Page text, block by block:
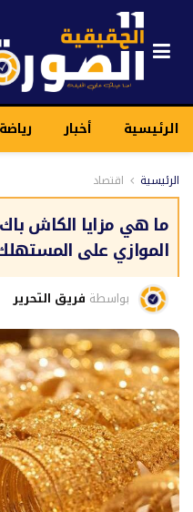
الرئيسية أخبار رياضة
الرئيسية اقتصاد
ما هي مزايا الكاش
الموازي على
بواسطة فريق التحرير